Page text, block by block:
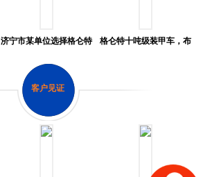
济宁市某单位选择格仑特
水炮车
格仑特十吨级装甲车，布
客户见证